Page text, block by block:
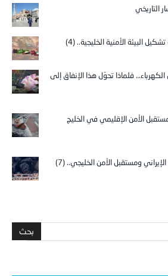
التاريخي
البيئة الأمنية الخليجية.. (4)
الكهرباء… فلماذا تحوّل هذا الإنفاق إلى
الأمن الإقليمي في الخليج
ومستقبل الأمن الخليجي.. (7)